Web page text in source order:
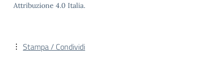
Attribuzione 4.0 Italia.
Stampa / Condividi